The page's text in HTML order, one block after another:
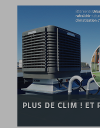
PLUS DE CLIM ! ET